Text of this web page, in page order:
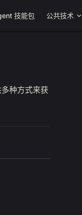
技能包 公共技术
种方式来获